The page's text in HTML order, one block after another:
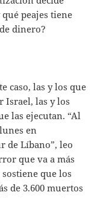
peajes tiene
dinero?
caso, las y los que
Israel, las y los
las ejecutan. “Al
en
de Líbano”, leo
que va a más
que los
de 3.600 muertos